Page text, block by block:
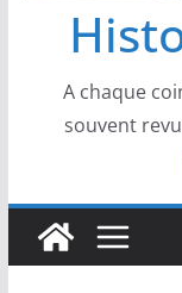
A chaque
souvent